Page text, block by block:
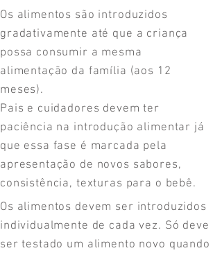
Os alimentos são introduzidos
gradativamente até que a criança
possa consumir a mesma
alimentação da família (aos 12
meses).
Pais e cuidadores devem ter
paciência na introdução alimentar já
que essa fase é marcada pela
apresentação de novos sabores,
consistência, texturas para o bebê.
Os alimentos devem ser introduzidos
individualmente de cada vez. Só deve
ser testado um alimento novo quando